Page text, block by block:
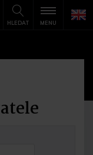
HLEDAT MENU